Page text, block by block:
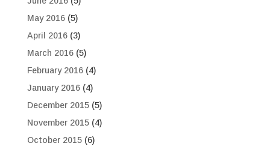
May 2016(5)
April 2016(3)
March 2016(5)
February 2016(4)
January 2016(4)
December 2015(5)
November 2015(4)
October 2015(6)